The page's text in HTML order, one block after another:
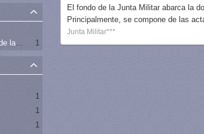
Dirección de Estudios Históricos de la Fuerza Aérea
1
1
1
1
El fondo de la Junta Militar abarca la
Principalmente, se compone de las
Junta Militar***